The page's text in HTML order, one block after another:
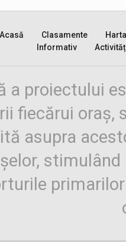
Acasă Clasamente
Harta
Informativ
a proiectului
fiecărui oraș,
asupra